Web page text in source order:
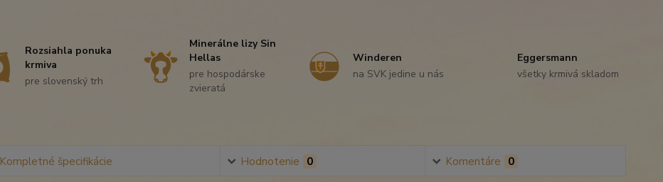
Rozsiahla ponuka
krmiva
pre slovenský trh
Minerálne lizy Sin
Hellas
pre hospodárske
zvieratá
Winderen
na SVK jedine u nás
Eggersmann
všetky krmivá skladom
Kompletné špecifikácie Hodnotenie 0 Komentáre 0